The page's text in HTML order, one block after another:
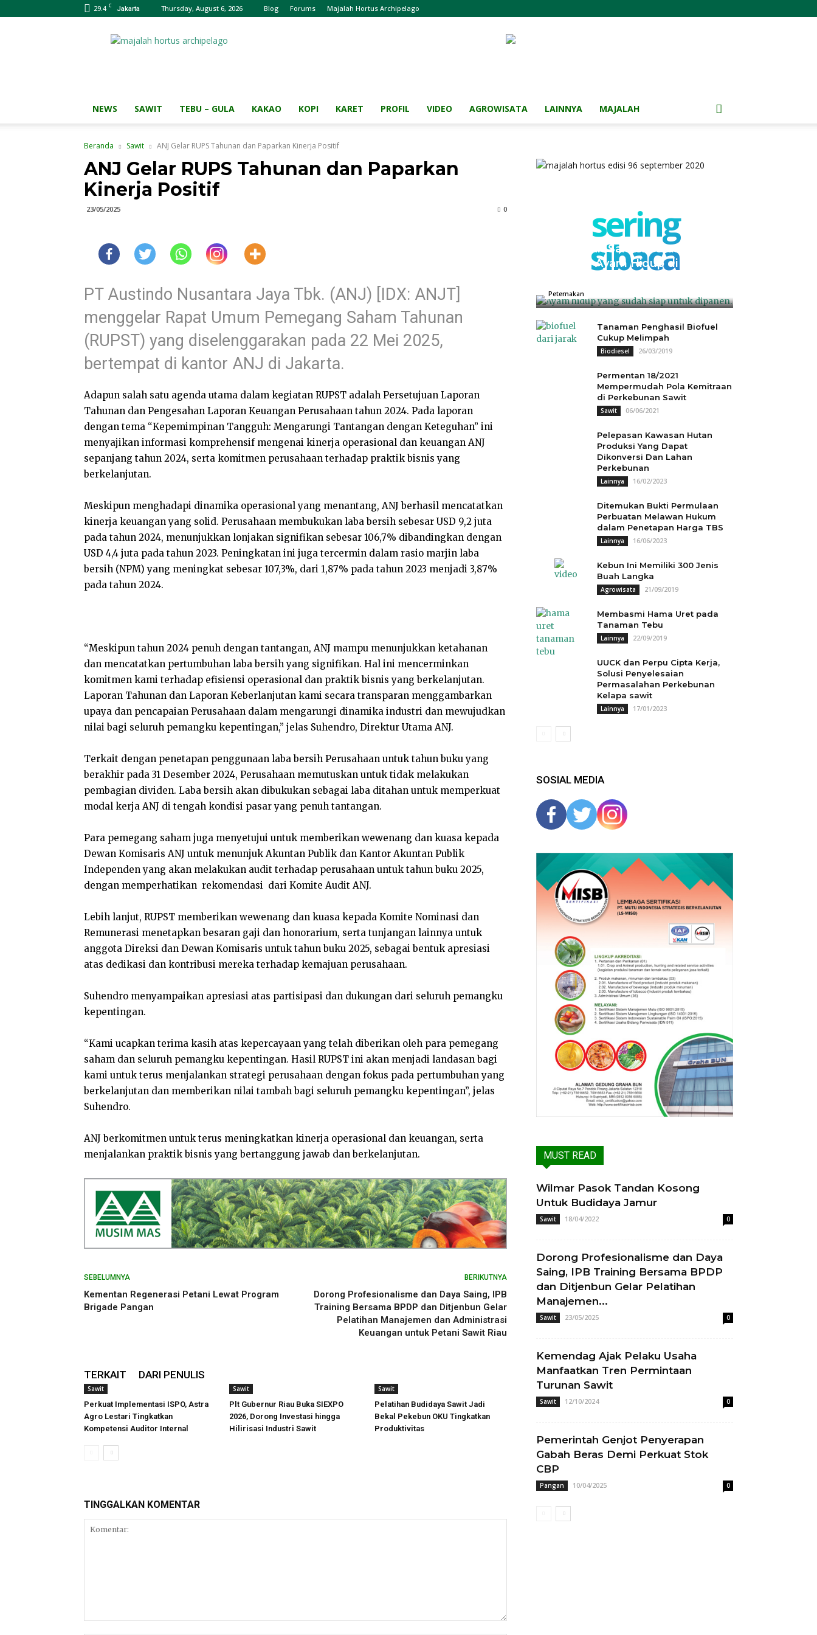
29.4 C Jakarta Thursday, August 6, 2026 Blog Forums Majalah Hortus Archipelago
Majalah
NEWS SAWIT TEBU – GULA KAKAO KOPI KARET PROFIL VIDEO AGROWISATA LAINNYA MAJALAH
Beranda Sawit ANJ Gelar RUPS Tahunan dan Paparkan Kinerja Positif
ANJ Gelar RUPS Tahunan dan Paparkan
Kinerja Positif
23/05/2025 0
PT Austindo Nusantara Jaya Tbk. (ANJ) [IDX: ANJT]
menggelar Rapat Umum Pemegang Saham Tahunan
(RUPST) yang diselenggarakan pada 22 Mei 2025,
bertempat di kantor ANJ di Jakarta.
Adapun salah satu agenda utama dalam kegiatan RUPST adalah Persetujuan Laporan
Tahunan dan Pengesahan Laporan Keuangan Perusahaan tahun 2024. Pada laporan
dengan tema “Kepemimpinan Tangguh: Mengarungi Tantangan dengan Keteguhan” ini
menyajikan informasi komprehensif mengenai kinerja operasional dan keuangan ANJ
sepanjang tahun 2024, serta komitmen perusahaan terhadap praktik bisnis yang
berkelanjutan.
Meskipun menghadapi dinamika operasional yang menantang, ANJ berhasil mencatatkan
kinerja keuangan yang solid. Perusahaan membukukan laba bersih sebesar USD 9,2 juta
pada tahun 2024, menunjukkan lonjakan signifikan sebesar 106,7% dibandingkan dengan
USD 4,4 juta pada tahun 2023. Peningkatan ini juga tercermin dalam rasio marjin laba
bersih (NPM) yang meningkat sebesar 107,3%, dari 1,87% pada tahun 2023 menjadi 3,87%
pada tahun 2024.
“Meskipun tahun 2024 penuh dengan tantangan, ANJ mampu menunjukkan ketahanan
dan mencatatkan pertumbuhan laba bersih yang signifikan. Hal ini mencerminkan
komitmen kami terhadap efisiensi operasional dan praktik bisnis yang berkelanjutan.
Laporan Tahunan dan Laporan Keberlanjutan kami secara transparan menggambarkan
upaya dan pencapaian Perusahaan dalam mengarungi dinamika industri dan mewujudkan
nilai bagi seluruh pemangku kepentingan,” jelas Suhendro, Direktur Utama ANJ.
Terkait dengan penetapan penggunaan laba bersih Perusahaan untuk tahun buku yang
berakhir pada 31 Desember 2024, Perusahaan memutuskan untuk tidak melakukan
pembagian dividen. Laba bersih akan dibukukan sebagai laba ditahan untuk memperkuat
modal kerja ANJ di tengah kondisi pasar yang penuh tantangan.
Para pemegang saham juga menyetujui untuk memberikan wewenang dan kuasa kepada
Dewan Komisaris ANJ untuk menunjuk Akuntan Publik dan Kantor Akuntan Publik
Independen yang akan melakukan audit terhadap perusahaan untuk tahun buku 2025,
dengan memperhatikan rekomendasi dari Komite Audit ANJ.
Lebih lanjut, RUPST memberikan wewenang dan kuasa kepada Komite Nominasi dan
Remunerasi menetapkan besaran gaji dan honorarium, serta tunjangan lainnya untuk
anggota Direksi dan Dewan Komisaris untuk tahun buku 2025, sebagai bentuk apresiasi
atas dedikasi dan kontribusi mereka terhadap kemajuan perusahaan.
Suhendro menyampaikan apresiasi atas partisipasi dan dukungan dari seluruh pemangku
kepentingan.
“Kami ucapkan terima kasih atas kepercayaan yang telah diberikan oleh para pemegang
saham dan seluruh pemangku kepentingan. Hasil RUPST ini akan menjadi landasan bagi
kami untuk terus menjalankan strategi perusahaan dengan fokus pada pertumbuhan yang
berkelanjutan dan memberikan nilai tambah bagi seluruh pemangku kepentingan”, jelas
Suhendro.
ANJ berkomitmen untuk terus meningkatkan kinerja operasional dan keuangan, serta
menjalankan praktik bisnis yang bertanggung jawab dan berkelanjutan.
SEBELUMNYA
Kementan Regenerasi Petani Lewat Program
Brigade Pangan
BERIKUTNYA
Dorong Profesionalisme dan Daya Saing, IPB
Training Bersama BPDP dan Ditjenbun Gelar
Pelatihan Manajemen dan Administrasi
Keuangan untuk Petani Sawit Riau
TERKAIT DARI PENULIS
Sawit
Perkuat Implementasi ISPO, Astra
Agro Lestari Tingkatkan
Kompetensi Auditor Internal
Sawit
Plt Gubernur Riau Buka SIEXPO
2026, Dorong Investasi hingga
Hilirisasi Industri Sawit
Sawit
Pelatihan Budidaya Sawit Jadi
Bekal Pekebun OKU Tingkatkan
Produktivitas
TINGGALKAN KOMENTAR
sering
sibaca
Kementan Sanksi Perusahaan
NH, Jual Ayam Hidup di Bawah
Peternakan
Tanaman Penghasil Biofuel
Cukup Melimpah
Biodiesel 26/03/2019
Permentan 18/2021
Mempermudah Pola Kemitraan
di Perkebunan Sawit
Sawit 06/06/2021
Pelepasan Kawasan Hutan
Produksi Yang Dapat
Dikonversi Dan Lahan
Perkebunan
Lainnya 16/02/2023
Ditemukan Bukti Permulaan
Perbuatan Melawan Hukum
dalam Penetapan Harga TBS
Lainnya 16/06/2023
Kebun Ini Memiliki 300 Jenis
Buah Langka
Agrowisata 21/09/2019
Membasmi Hama Uret pada
Tanaman Tebu
Lainnya 22/09/2019
UUCK dan Perpu Cipta Kerja,
Solusi Penyelesaian
Permasalahan Perkebunan
Kelapa sawit
Lainnya 17/01/2023
SOSIAL MEDIA
MUST READ
Wilmar Pasok Tandan Kosong
Untuk Budidaya Jamur
Sawit 18/04/2022 0
Dorong Profesionalisme dan Daya
Saing, IPB Training Bersama BPDP
dan Ditjenbun Gelar Pelatihan
Manajemen...
Sawit 23/05/2025 0
Kemendag Ajak Pelaku Usaha
Manfaatkan Tren Permintaan
Turunan Sawit
Sawit 12/10/2024 0
Pemerintah Genjot Penyerapan
Gabah Beras Demi Perkuat Stok
CBP
Pangan 10/04/2025 0